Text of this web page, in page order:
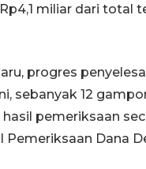
miliar dari total
progres
sebanyak 12
pemeriksaan
Dana